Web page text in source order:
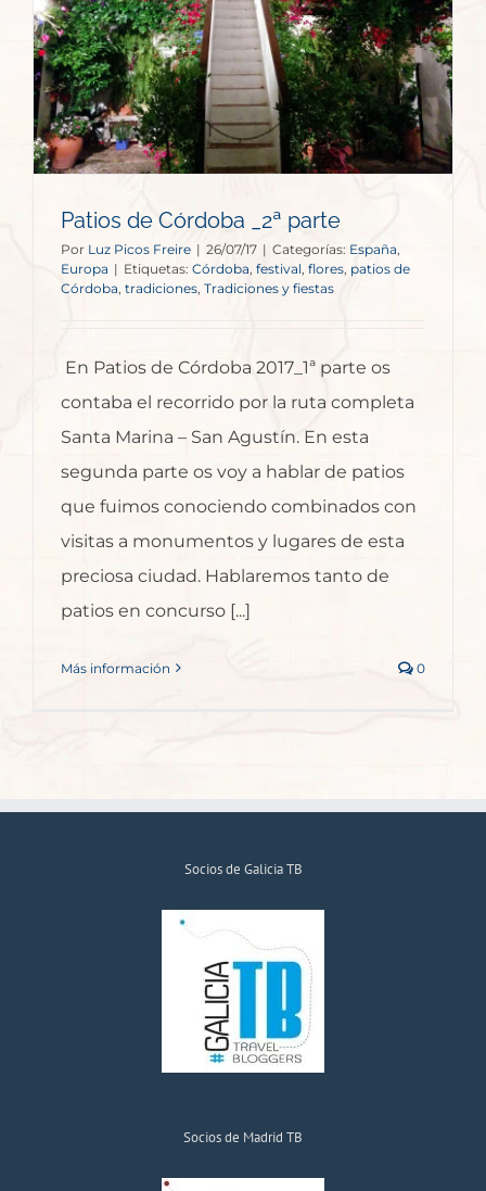
Patios de Córdoba _2ª parte
Por Luz Picos Freire | 26/07/17 | Categorías: España,
Europa | Etiquetas: Córdoba, festival flores patios de
Córdoba tradiciones Tradiciones y fiestas
En Patios de Córdoba 2017_1ª parte os
contaba el recorrido por la ruta completa
Santa Marina – San Agustín. En esta
segunda parte os voy a hablar de patios
que fuimos conociendo combinados con
visitas a monumentos y lugares de esta
preciosa ciudad. Hablaremos tanto de
patios en concurso [...]
Más información 0
Socios de Galicia TB
Socios de Madrid TB